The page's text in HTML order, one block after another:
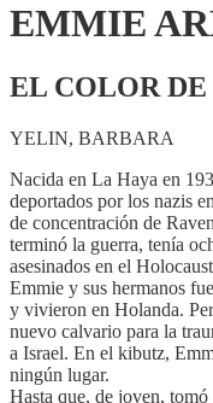
EMMIE
EL COLOR DE
YELIN, BARBARA
Nacida en La Haya en
deportados por los nazis
de concentración de
terminó la guerra, tenía
asesinados en el
Emmie y sus hermanos
y vivieron en Holanda.
nuevo calvario para la
a Israel. En el kibutz,
ningún lugar.
Hasta que, de joven,